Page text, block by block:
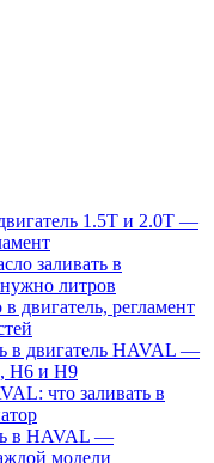
1.5T и 2.0T —
заливать в
нужно литров
двигатель, регламент
в двигатель HAVAL —
H6 и H9
что заливать в
в HAVAL —
модели